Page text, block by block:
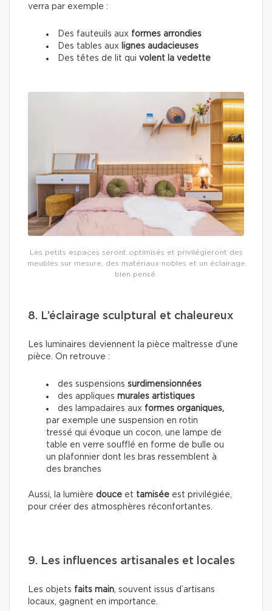
verra par exemple :
Des fauteuils aux formes arrondies
Des tables aux lignes audacieuses
Des têtes de lit qui volent la vedette
Les petits espaces seront optimisés et privilégieront des
meubles sur mesure, des matériaux nobles et un éclairage
bien pensé.
8. L’éclairage sculptural et chaleureux
Les luminaires deviennent la pièce maîtresse d’une
pièce. On retrouve :
des suspensions surdimensionnées
des appliques murales artistiques
des lampadaires aux formes organiques,
par exemple une suspension en rotin
tressé qui évoque un cocon, une lampe de
table en verre soufflé en forme de bulle ou
un plafonnier dont les bras ressemblent à
des branches
Aussi, la lumière douce et tamisée est privilégiée,
pour créer des atmosphères réconfortantes.
9. Les influences artisanales et locales
Les objets faits main, souvent issus d’artisans
locaux, gagnent en importance.